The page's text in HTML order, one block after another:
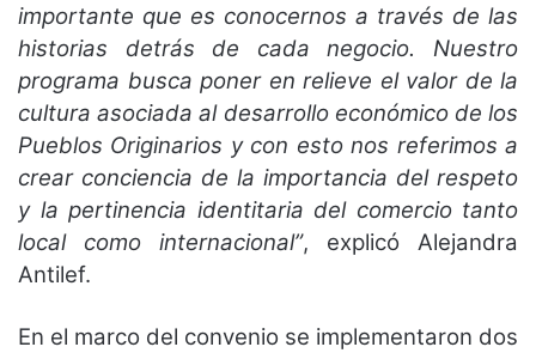
importante que es conocernos a través de las
historias detrás de cada negocio. Nuestro
programa busca poner en relieve el valor de la
cultura asociada al desarrollo económico de los
Pueblos Originarios y con esto nos referimos a
crear conciencia de la importancia del respeto
y la pertinencia identitaria del comercio tanto
local como internacional”, explicó Alejandra
Antilef.
En el marco del convenio se implementaron dos